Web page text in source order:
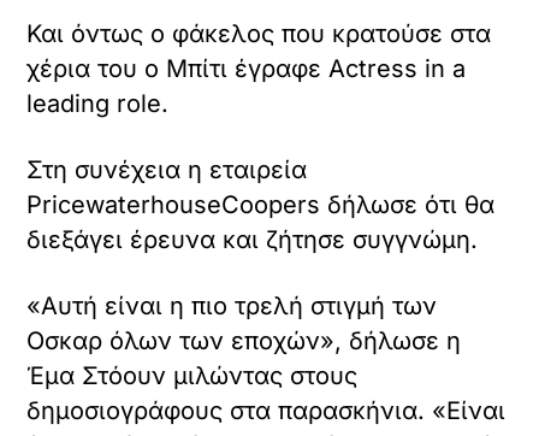
Και όντως ο φάκελος που κρατούσε στα
χέρια του ο Μπίτι έγραφε Αctress in a
leading role.
Στη συνέχεια η εταιρεία
PricewaterhouseCoopers δήλωσε ότι θα
διεξάγει έρευνα και ζήτησε συγγνώμη.
«Αυτή είναι η πιο τρελή στιγμή των
Οσκαρ όλων των εποχών», δήλωσε η
Έμα Στόουν μιλώντας στους
δημοσιογράφους στα παρασκήνια. «Είναι